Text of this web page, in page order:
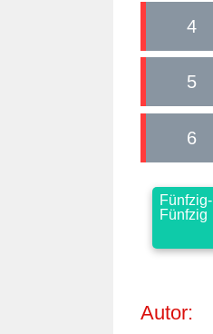
4
5
6
Fünfzig-
Fünfzig
Autor: